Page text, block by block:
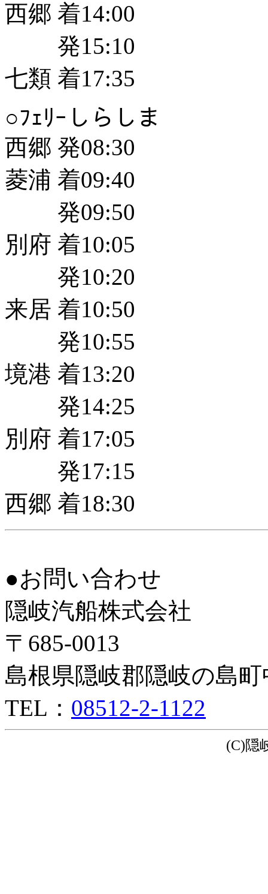
西郷 着14:00
発15:10
七類 着17:35
○ﾌｪﾘｰしらしま
西郷 発08:30
菱浦 着09:40
発09:50
別府 着10:05
発10:20
来居 着10:50
発10:55
境港 着13:20
発14:25
別府 着17:05
発17:15
西郷 着18:30
●お問い合わせ
隠岐汽船株式会社
〒685-0013
島根県隠岐郡隠岐の島
TEL： 08512-2-1122
(C)隠